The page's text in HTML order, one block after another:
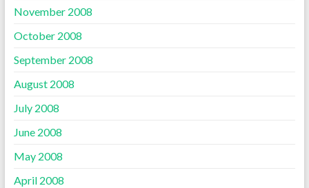
November 2008
October 2008
September 2008
August 2008
July 2008
June 2008
May 2008
April 2008